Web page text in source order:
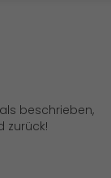
beschrieben,
zurück!